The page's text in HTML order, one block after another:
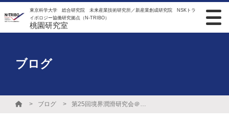
東京科学大学 総合研究院 未来産業技術研究所／新産業創成研究院 NSKトラ
イボロジー協働研究拠点（N-TRIBO）
桃園研究室
ブログ
ブログ 第25回境界潤滑研究会＠N-TRIBO